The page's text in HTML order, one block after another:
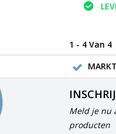
1 - 4 Van 4
Meld je nu
producten